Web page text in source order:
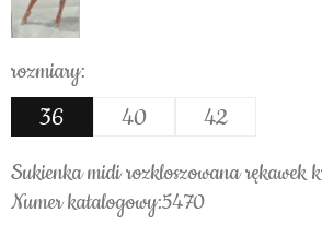
rozmiary:
36 40 42
Sukienka midi rozkloszowana rękawek
Numer katalogowy:5470